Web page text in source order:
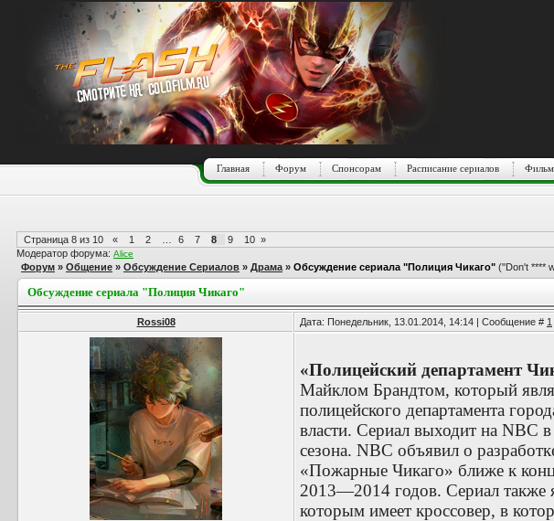
Главная Форум Спонсорам Расписание сериалов
Страница 8 из 10 « 1 2 6 7 8 9 10 »
Модератор форума: Alice
Форум » Общение » Обсуждение Сериалов » Драма » Обсуждение сериала "Полиция Чикаго" ("Don't ****
Обсуждение сериала "Полиция Чикаго"
Rossi08 Дата: Понедельник, 13.01.2014, 14:14 | Сообщение # 1
«Полицейский департамент
Майклом Брандтом, который
полицейского департамента
власти. Сериал выходит на NBC
сезона. NBC объявил о
«Пожарные Чикаго» ближе к
2013—2014 годов. Сериал также
которым имеет кроссовер, в